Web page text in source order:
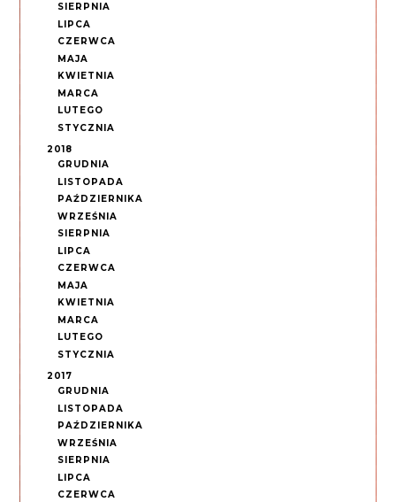
SIERPNIA
LIPCA
CZERWCA
MAJA
KWIETNIA
MARCA
LUTEGO
STYCZNIA
2018
GRUDNIA
LISTOPADA
PAŹDZIERNIKA
WRZEŚNIA
SIERPNIA
LIPCA
CZERWCA
MAJA
KWIETNIA
MARCA
LUTEGO
STYCZNIA
2017
GRUDNIA
LISTOPADA
PAŹDZIERNIKA
WRZEŚNIA
SIERPNIA
LIPCA
CZERWCA